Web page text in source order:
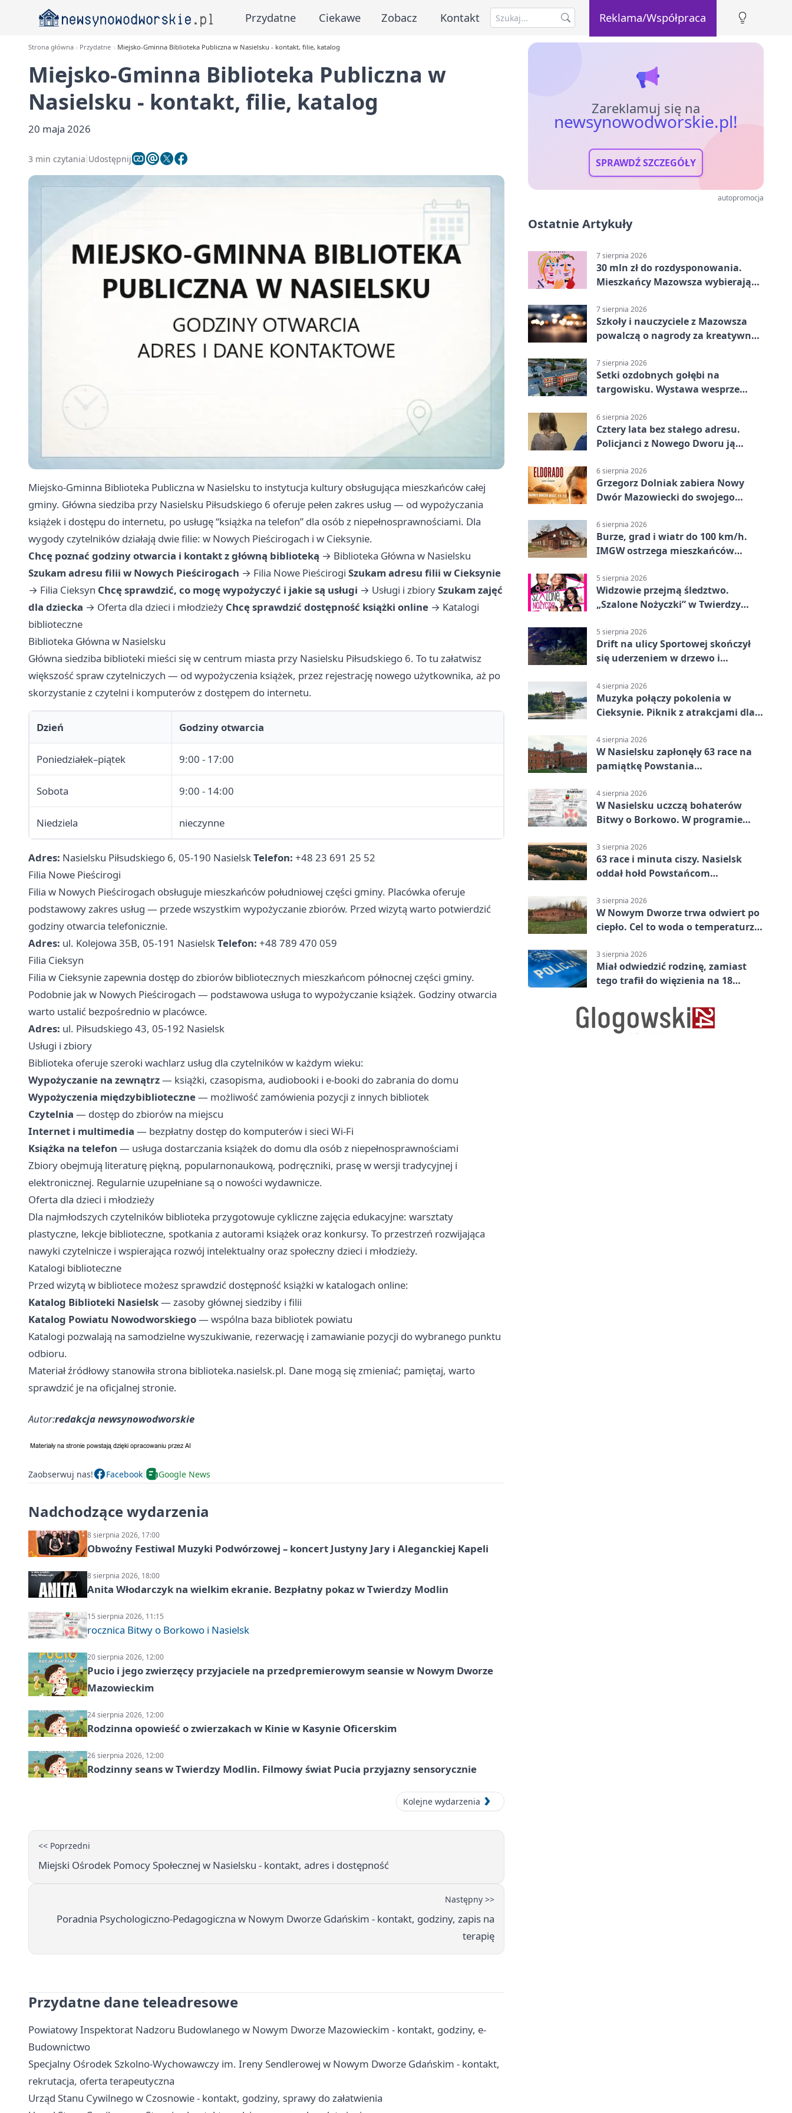
Przydatne Ciekawe Zobacz Kontakt Reklama/Współpraca
Strona główna Przydatne Miejsko-Gminna Biblioteka Publiczna w Nasielsku - kontakt, filie, katalog
Miejsko-Gminna Biblioteka Publiczna w
Nasielsku - kontakt, filie, katalog
20 maja 2026
3 min czytania Udostępnij
Miejsko-Gminna Biblioteka Publiczna w Nasielsku to instytucja kultury obsługująca mieszkańców całej
gminy. Główna siedziba przy Nasielsku Piłsudskiego 6 oferuje pełen zakres usług — od wypożyczania
książek i dostępu do internetu, po usługę “książka na telefon” dla osób z niepełnosprawnościami. Dla
wygody czytelników działają dwie filie: w Nowych Pieścirogach i w Cieksynie.
Chcę poznać godziny otwarcia i kontakt z główną biblioteką → Biblioteka Główna w Nasielsku
Szukam adresu filii w Nowych Pieścirogach → Filia Nowe Pieścirogi Szukam adresu filii w Cieksynie
→ Filia Cieksyn Chcę sprawdzić, co mogę wypożyczyć i jakie są usługi → Usługi i zbiorySzukam zajęć
dla dziecka → Oferta dla dzieci i młodzieży Chcę sprawdzić dostępność książki online → Katalogi
biblioteczne
Biblioteka Główna w Nasielsku
Główna siedziba biblioteki mieści się w centrum miasta przy Nasielsku Piłsudskiego 6. To tu załatwisz
większość spraw czytelniczych — od wypożyczenia książek, przez rejestrację nowego użytkownika, aż po
skorzystanie z czytelni i komputerów z dostępem do internetu.
Dzień Godziny otwarcia
Poniedziałek–piątek 9:00 - 17:00
Sobota 9:00 - 14:00
Niedziela nieczynne
Adres: Nasielsku Piłsudskiego 6, 05-190 NasielskTelefon: +48 23 691 25 52
Filia Nowe Pieścirogi
Filia w Nowych Pieścirogach obsługuje mieszkańców południowej części gminy. Placówka oferuje
podstawowy zakres usług — przede wszystkim wypożyczanie zbiorów. Przed wizytą warto potwierdzić
godziny otwarcia telefonicznie.
Adres: ul. Kolejowa 35B, 05-191 NasielskTelefon: +48 789 470 059
Filia Cieksyn
Filia w Cieksynie zapewnia dostęp do zbiorów bibliotecznych mieszkańcom północnej części gminy.
Podobnie jak w Nowych Pieścirogach — podstawowa usługa to wypożyczanie książek. Godziny otwarcia
warto ustalić bezpośrednio w placówce.
Adres: ul. Piłsudskiego 43, 05-192 Nasielsk
Usługi i zbiory
Biblioteka oferuje szeroki wachlarz usług dla czytelników w każdym wieku:
Wypożyczanie na zewnątrz— książki, czasopisma, audiobooki i e-booki do zabrania do domu
Wypożyczenia międzybiblioteczne— możliwość zamówienia pozycji z innych bibliotek
Czytelnia — dostęp do zbiorów na miejscu
Internet i multimedia — bezpłatny dostęp do komputerów i sieci Wi-Fi
Książka na telefon — usługa dostarczania książek do domu dla osób z niepełnosprawnościami
Zbiory obejmują literaturę piękną, popularnonaukową, podręczniki, prasę w wersji tradycyjnej i
elektronicznej. Regularnie uzupełniane są o nowości wydawnicze.
Oferta dla dzieci i młodzieży
Dla najmłodszych czytelników biblioteka przygotowuje cykliczne zajęcia edukacyjne: warsztaty
plastyczne, lekcje biblioteczne, spotkania z autorami książek oraz konkursy. To przestrzeń rozwijająca
nawyki czytelnicze i wspierająca rozwój intelektualny oraz społeczny dzieci i młodzieży.
Katalogi biblioteczne
Przed wizytą w bibliotece możesz sprawdzić dostępność książki w katalogach online:
Katalog Biblioteki Nasielsk— zasoby głównej siedziby i filii
Katalog Powiatu Nowodworskiego— wspólna baza bibliotek powiatu
Katalogi pozwalają na samodzielne wyszukiwanie, rezerwację i zamawianie pozycji do wybranego punktu
odbioru.
Materiał źródłowy stanowiła strona biblioteka.nasielsk.pl. Dane mogą się zmieniać; pamiętaj, warto
sprawdzić je na oficjalnej stronie.
Autor:redakcja newsynowodworskie
Zaobserwuj nas! Facebook Google News
Nadchodzące wydarzenia
8 sierpnia 2026, 17:00
Obwoźny Festiwal Muzyki Podwórzowej – koncert Justyny Jary i Aleganckiej Kapeli
8 sierpnia 2026, 18:00
Anita Włodarczyk na wielkim ekranie. Bezpłatny pokaz w Twierdzy Modlin
15 sierpnia 2026, 11:15
rocznica Bitwy o Borkowo i Nasielsk
20 sierpnia 2026, 12:00
Pucio i jego zwierzęcy przyjaciele na przedpremierowym seansie w Nowym Dworze
Mazowieckim
24 sierpnia 2026, 12:00
Rodzinna opowieść o zwierzakach w Kinie w Kasynie Oficerskim
26 sierpnia 2026, 12:00
Rodzinny seans w Twierdzy Modlin. Filmowy świat Pucia przyjazny sensorycznie
Kolejne wydarzenia
<< Poprzedni
Miejski Ośrodek Pomocy Społecznej w Nasielsku - kontakt, adres i dostępność
Następny >>
Poradnia Psychologiczno-Pedagogiczna w Nowym Dworze Gdańskim - kontakt, godziny, zapis na
terapię
Przydatne dane teleadresowe
Powiatowy Inspektorat Nadzoru Budowlanego w Nowym Dworze Mazowieckim - kontakt, godziny, e-
Budownictwo
Specjalny Ośrodek Szkolno-Wychowawczy im. Ireny Sendlerowej w Nowym Dworze Gdańskim - kontakt,
rekrutacja, oferta terapeutyczna
Urząd Stanu Cywilnego w Czosnowie - kontakt, godziny, sprawy do załatwienia
Zareklamuj się na
newsynowodworskie.pl!
SPRAWDŹ SZCZEGÓŁY
autopromocja
Ostatnie Artykuły
7 sierpnia 2026
30 mln zł do rozdysponowania.
Mieszkańcy Mazowsza wybierają
7 sierpnia 2026
Szkoły i nauczyciele z Mazowsza
powalczą o nagrody za kreatywną
7 sierpnia 2026
Setki ozdobnych gołębi na
targowisku. Wystawa wesprze
6 sierpnia 2026
Cztery lata bez stałego adresu.
Policjanci z Nowego Dworu ją
6 sierpnia 2026
Grzegorz Dolniak zabiera Nowy
Dwór Mazowiecki do swojego
6 sierpnia 2026
Burze, grad i wiatr do 100 km/h.
IMGW ostrzega mieszkańców
5 sierpnia 2026
Widzowie przejmą śledztwo.
„Szalone Nożyczki” w Twierdzy
5 sierpnia 2026
Drift na ulicy Sportowej skończył
się uderzeniem w drzewo i
4 sierpnia 2026
Muzyka połączy pokolenia w
Cieksynie. Piknik z atrakcjami dla
4 sierpnia 2026
W Nasielsku zapłonęły 63 race na
pamiątkę Powstania
4 sierpnia 2026
W Nasielsku uczczą bohaterów
Bitwy o Borkowo. W programie
3 sierpnia 2026
63 race i minuta ciszy. Nasielsk
oddał hołd Powstańcom
3 sierpnia 2026
W Nowym Dworze trwa odwiert po
ciepło. Cel to woda o temperaturze
3 sierpnia 2026
Miał odwiedzić rodzinę, zamiast
tego trafił do więzienia na 18